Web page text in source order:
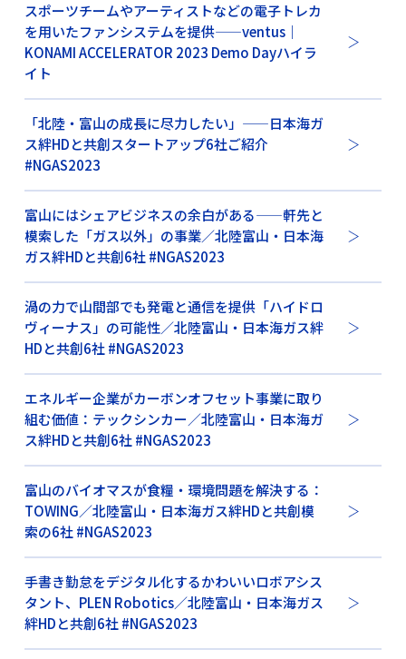
スポーツチームやアーティストなどの電子トレカ
を用いたファンシステムを提供——ventus｜
KONAMI ACCELERATOR 2023 Demo Dayハイラ
イト
「北陸・富山の成長に尽力したい」——日本海ガ
ス絆HDと共創スタートアップ6社ご紹介
#NGAS2023
富山にはシェアビジネスの余白がある——軒先と
模索した「ガス以外」の事業／北陸富山・日本海
ガス絆HDと共創6社 #NGAS2023
渦の力で山間部でも発電と通信を提供「ハイドロ
ヴィーナス」の可能性／北陸富山・日本海ガス絆
HDと共創6社 #NGAS2023
エネルギー企業がカーボンオフセット事業に取り
組む価値：テックシンカー／北陸富山・日本海ガ
ス絆HDと共創6社 #NGAS2023
富山のバイオマスが食糧・環境問題を解決する：
TOWING／北陸富山・日本海ガス絆HDと共創模
索の6社 #NGAS2023
手書き勤怠をデジタル化するかわいいロボアシス
タント、PLEN Robotics／北陸富山・日本海ガス
絆HDと共創6社 #NGAS2023